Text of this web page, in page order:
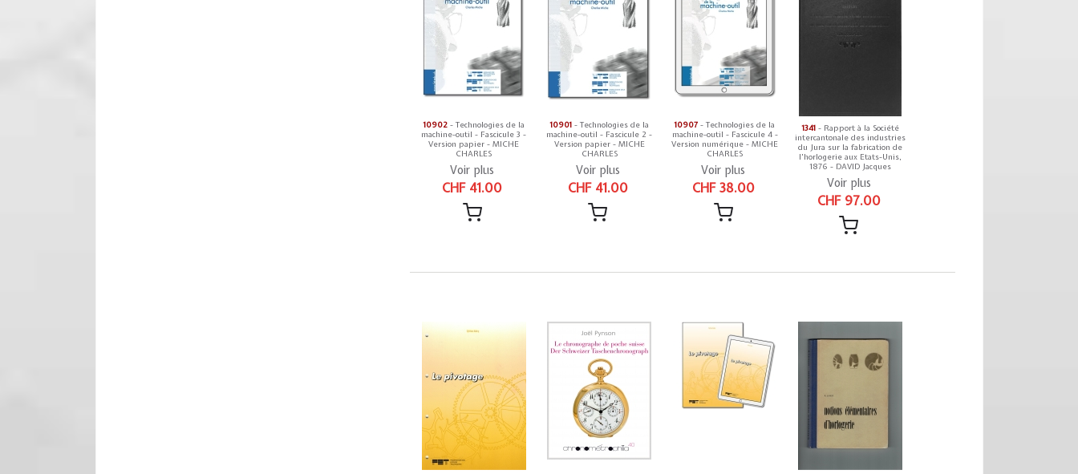
10902- Technologies de la
machine-outil - Fascicule 3 -
Version papier - MICHE
CHARLES
Voir plus
CHF 41.00
10901- Technologies de la
machine-outil - Fascicule 2 -
Version papier - MICHE
CHARLES
Voir plus
CHF 41.00
10907 - Technologies de la
machine-outil - Fascicule 4 -
Version numérique - MICHE
CHARLES
Voir plus
CHF 38.00
1341- Rapport à la Société
intercantonale des industries
du Jura sur la fabrication de
l'horlogerie aux Etats-Unis,
1876 - DAVID Jacques
Voir plus
CHF 97.00